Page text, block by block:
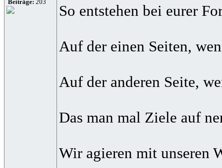
Beiträge: 203
So entstehen bei eurer
Auf der einen Seiten,
Auf der anderen Seite,
Das man mal Ziele auf
Wir agieren mit unseren